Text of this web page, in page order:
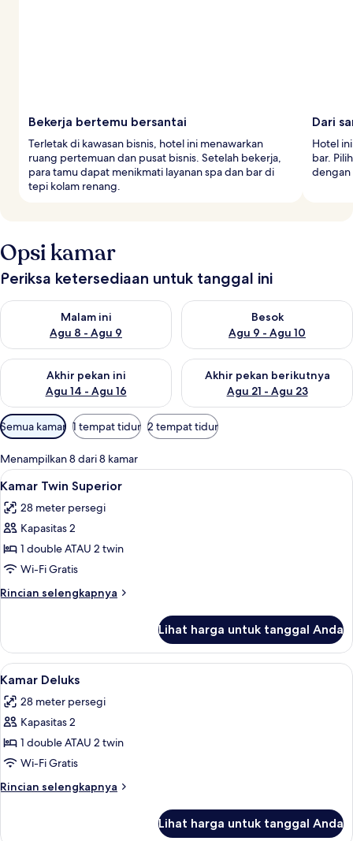
Bekerja bertemu bersantai
Terletak di kawasan bisnis, hotel ini menawarkan
ruang pertemuan dan pusat bisnis. Setelah bekerja,
para tamu dapat menikmati layanan spa dan bar di
tepi kolam renang.
Dari
Hotel
bar.
dengan
Opsi kamar
Periksa ketersediaan untuk tanggal ini
Malam ini
Agu 8 - Agu 9
Periksa ketersediaan untuk malam ini Agu 8 - Agu 9
Besok
Agu 9 - Agu 10
Periksa ketersediaan untuk
Akhir pekan ini
Agu 14 - Agu 16
Periksa ketersediaan untuk akhir pekan ini Agu 14 - Agu 16
Akhir pekan berikutnya
Agu 21 - Agu 23
Periksa ketersediaan untuk
Filter
tersedia
untuk
kamar
Semua kamar 1 tempat tidur 2 tempat tidur
Menampilkan 8 dari 8 kamar
Lihat
semua
foto
untuk
Kamar
Twin
Superior
Kamar Twin Superior | Pemandangan
3
Kamar Twin Superior
28 meter persegi
Kapasitas 2
1 double ATAU 2 twin
Wi-Fi Gratis
Rincian selengkapnya
Rincian
Kamar
Twin
Superior
Lihat harga untuk tanggal Anda
Lihat
semua
foto
untuk
Kamar
Deluks
Kamar Deluks | Minibar, brankas,
5
Kamar Deluks
28 meter persegi
Kapasitas 2
1 double ATAU 2 twin
Wi-Fi Gratis
Rincian selengkapnya
Rincian
Lihat harga untuk tanggal Anda